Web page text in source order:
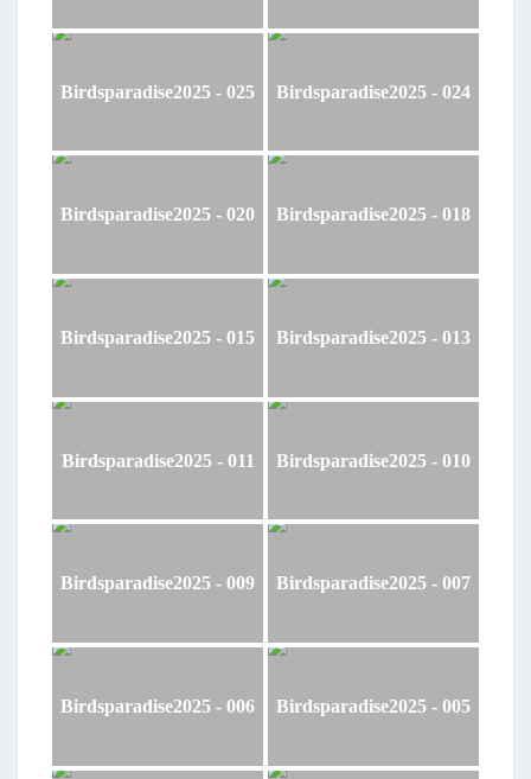
Birdsparadise2025 - 025 Birdsparadise2025 - 024
Birdsparadise2025 - 020 Birdsparadise2025 - 018
Birdsparadise2025 - 015 Birdsparadise2025 - 013
Birdsparadise2025 - 011 Birdsparadise2025 - 010
Birdsparadise2025 - 009 Birdsparadise2025 - 007
Birdsparadise2025 - 006 Birdsparadise2025 - 005